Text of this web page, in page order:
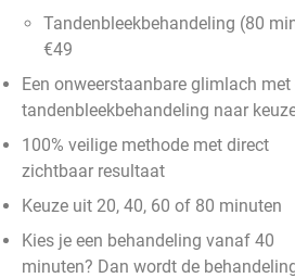
Tandenbleekbehandeling (80
€49
Een onweerstaanbare glimlach met
tandenbleekbehandeling naar
100% veilige methode met direct
zichtbaar resultaat
Keuze uit 20, 40, 60 of 80 minuten
Kies je een behandeling vanaf 40
minuten? Dan wordt de